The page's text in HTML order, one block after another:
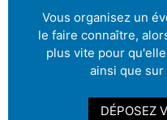
Vous organisez un
le faire connaître,
plus vite pour
ainsi que
DÉPOSEZ